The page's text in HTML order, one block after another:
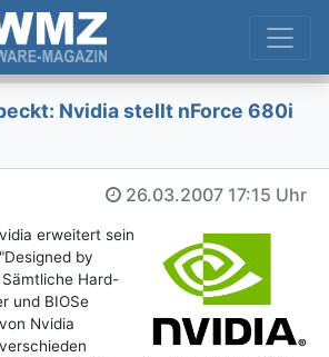
Nvidia stellt nForce 680i
26.03.2007 17:15 Uhr
erweitert sein
by
Hard-
und BIOSe
Nvidia